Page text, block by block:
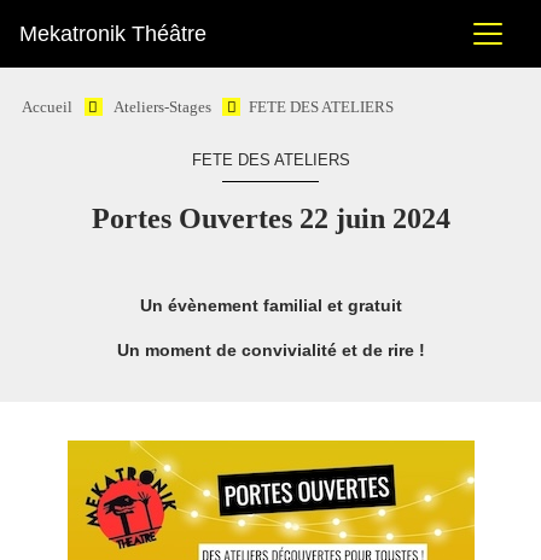
Mekatronik Théâtre
Accueil Ateliers-Stages FETE DES ATELIERS
FETE DES ATELIERS
Portes Ouvertes 22 juin 2024
Un évènement familial et gratuit
Un moment de convivialité et de rire !